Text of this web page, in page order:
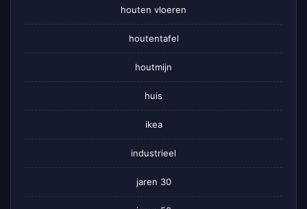
houten vloeren
houtentafel
houtmijn
huis
ikea
industrieel
jaren 30